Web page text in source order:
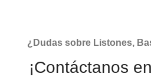
¿Dudas sobre Listones,
¡Contáctanos